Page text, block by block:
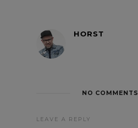
HORST
NO COMMENTS
LEAVE A REPLY